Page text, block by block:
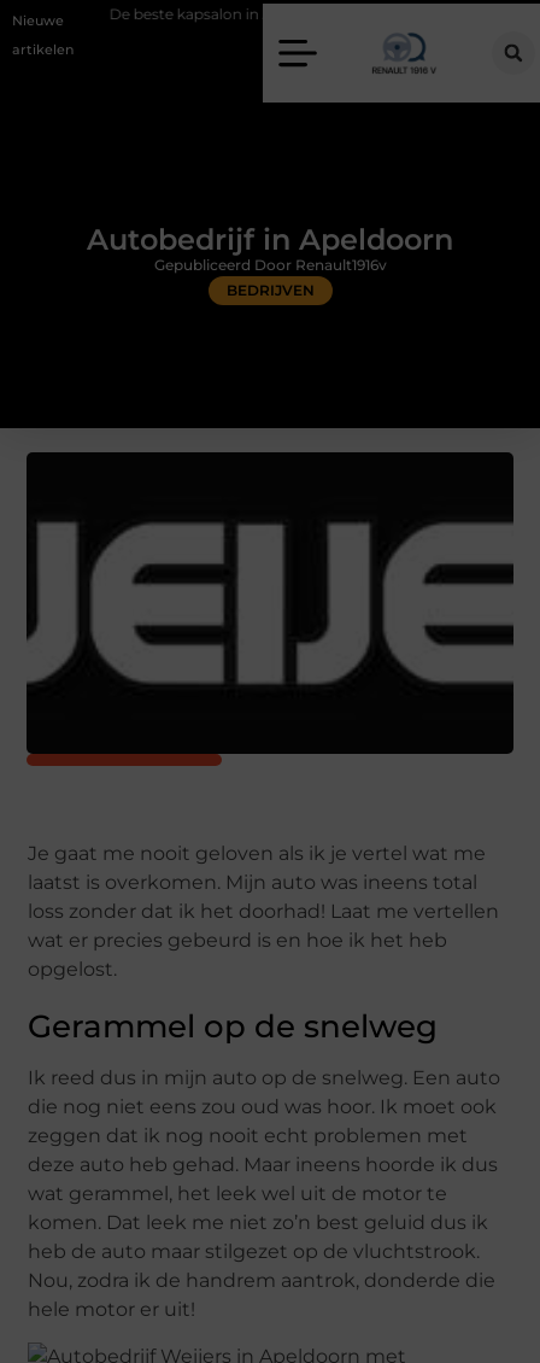
Nieuwe
artikelen
beste kapsalon in Arnhem: meer dan alleen een knipbeurt
Autobedrijf in Apeldoorn
BEDRIJVEN
Gepubliceerd Door Renault1916v
Je gaat me nooit geloven als ik je vertel wat me
laatst is overkomen. Mijn auto was ineens total
loss zonder dat ik het doorhad! Laat me vertellen
wat er precies gebeurd is en hoe ik het heb
opgelost.
Gerammel op de snelweg
Ik reed dus in mijn auto op de snelweg. Een auto
die nog niet eens zou oud was hoor. Ik moet ook
zeggen dat ik nog nooit echt problemen met
deze auto heb gehad. Maar ineens hoorde ik dus
wat gerammel, het leek wel uit de motor te
komen. Dat leek me niet zo’n best geluid dus ik
heb de auto maar stilgezet op de vluchtstrook.
Nou, zodra ik de handrem aantrok, donderde die
hele motor er uit!